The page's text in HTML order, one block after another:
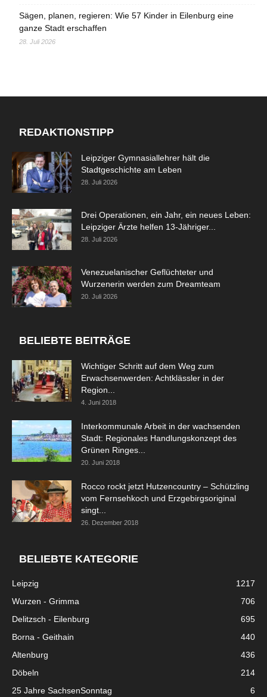
Sägen, planen, regieren: Wie 57 Kinder in Eilenburg eine
ganze Stadt erschaffen
28. Juli 2026
REDAKTIONSTIPP
Leipziger Gymnasiallehrer hält die
Stadtgeschichte am Leben
28. Juli 2026
Drei Operationen, ein Jahr, ein neues Leben:
Leipziger Ärzte helfen 13-Jähriger...
28. Juli 2026
Venezuelanischer Geflüchteter und
Wurzenerin werden zum Dreamteam
20. Juli 2026
BELIEBTE BEITRÄGE
Wichtiger Schritt auf dem Weg zum
Erwachsenwerden: Achtklässler in der
Region...
4. Juni 2018
Interkommunale Arbeit in der wachsenden
Stadt: Regionales Handlungskonzept des
Grünen Ringes...
20. Juni 2018
Rocco rockt jetzt Hutzencountry – Schützling
vom Fernsehkoch und Erzgebirgsoriginal
singt...
26. Dezember 2018
BELIEBTE KATEGORIE
Leipzig
1217
Wurzen - Grimma
706
Delitzsch - Eilenburg
695
Borna - Geithain
440
Altenburg
436
Döbeln
214
25 Jahre SachsenSonntag
6